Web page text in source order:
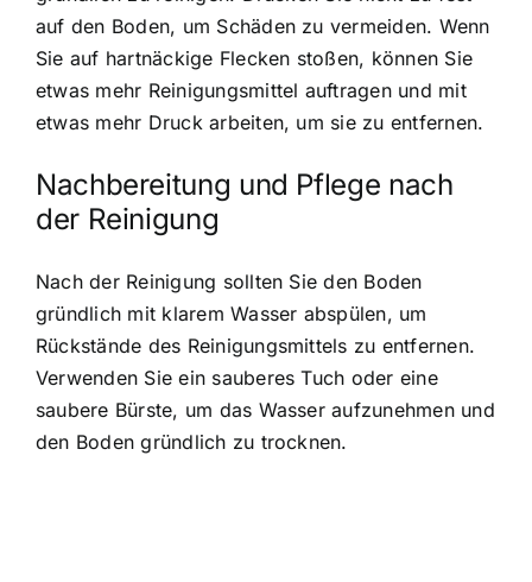
auf den Boden, um Schäden zu vermeiden. Wenn
Sie auf hartnäckige Flecken stoßen, können Sie
etwas mehr Reinigungsmittel auftragen und mit
etwas mehr Druck arbeiten, um sie zu entfernen.
Nachbereitung und Pflege nach
der Reinigung
Nach der Reinigung sollten Sie den Boden
gründlich mit klarem Wasser abspülen, um
Rückstände des Reinigungsmittels zu entfernen.
Verwenden Sie ein sauberes Tuch oder eine
saubere Bürste, um das Wasser aufzunehmen und
den Boden gründlich zu trocknen.